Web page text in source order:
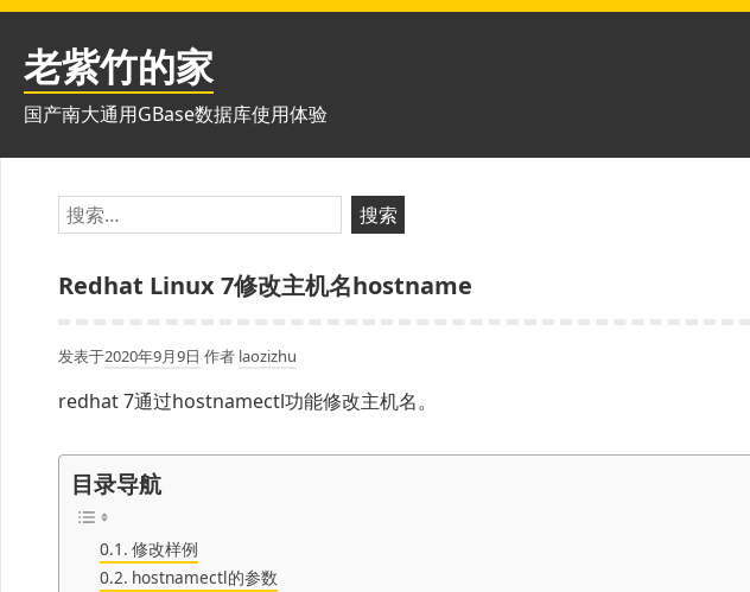
跳
老紫竹的家
国产南大通用GBase数据库使用体验
搜
索：
Redhat Linux 7修改主机名hostname
发表于2020年9月9日 作者 laozizhu
redhat 7通过hostnamectl功能修改主机名。
目录导航
修改样例
hostnamectl的参数